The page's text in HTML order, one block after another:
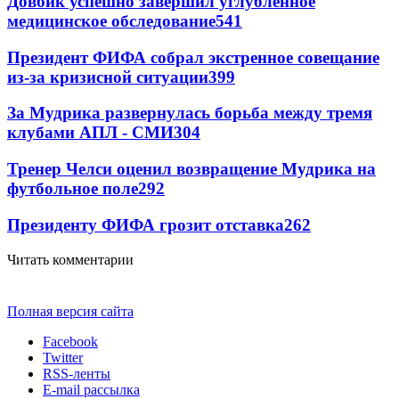
медицинское обследование541
Президент ФИФА собрал экстренное совещание
из-за кризисной ситуации399
За Мудрика развернулась борьба между тремя
клубами АПЛ - СМИ304
Тренер Челси оценил возвращение Мудрика на
футбольное поле292
Президенту ФИФА грозит отставка262
Читать комментарии
Полная версия сайта
Facebook
Twitter
RSS-ленты
E-mail рассылка